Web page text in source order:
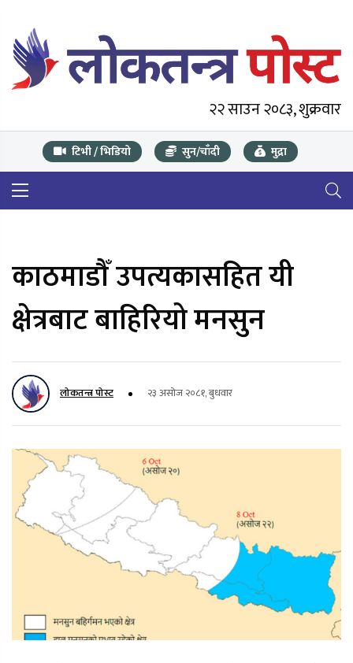
२२ साउन २०८३, शुक्रवार
टिभी / भिडियो सुन/चाँदी मुद्रा
काठमाडौँ उपत्यकासहित यी
क्षेत्रबाट बाहिरियो मनसुन
लोकतन्त्र पोस्ट २३ असोज २०८१, बुधवार